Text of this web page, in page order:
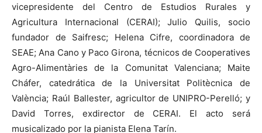
vicepresidente del Centro de Estudios Rurales y
Agricultura Internacional (CERAI); Julio Quilis, socio
fundador de Saifresc; Helena Cifre, coordinadora de
SEAE; Ana Cano y Paco Girona, técnicos de Cooperatives
Agro-Alimentàries de la Comunitat Valenciana; Maite
Cháfer, catedrática de la Universitat Politècnica de
València; Raúl Ballester, agricultor de UNIPRO-Perelló; y
David Torres, exdirector de CERAI. El acto será
musicalizado por la pianista Elena Tarín.